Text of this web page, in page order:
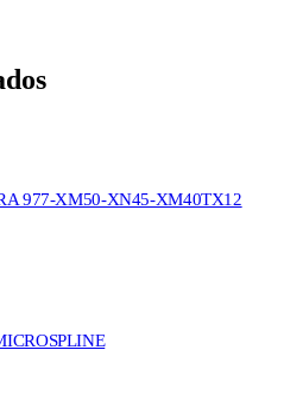
977-XM50-XN45-XM40TX12